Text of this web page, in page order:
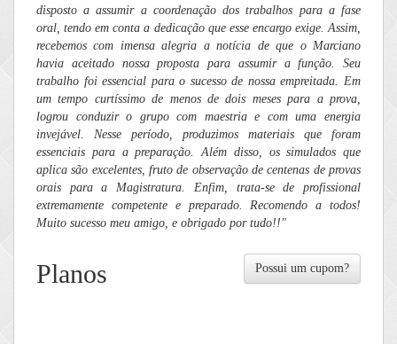
disposto a assumir a coordenação dos trabalhos para a fase
oral, tendo em conta a dedicação que esse encargo exige. Assim,
recebemos com imensa alegria a notícia de que o Marciano
havia aceitado nossa proposta para assumir a função. Seu
trabalho foi essencial para o sucesso de nossa empreitada. Em
um tempo curtíssimo de menos de dois meses para a prova,
logrou conduzir o grupo com maestria e com uma energia
invejável. Nesse período, produzimos materiais que foram
essenciais para a preparação. Além disso, os simulados que
aplica são excelentes, fruto de observação de centenas de provas
orais para a Magistratura. Enfim, trata-se de profissional
extremamente competente e preparado. Recomendo a todos!
Muito sucesso meu amigo, e obrigado por tudo!!"
Planos Possui um cupom?